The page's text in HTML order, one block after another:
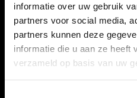
informatie over uw gebruik
partners voor social media,
partners kunnen deze
informatie die u aan ze heeft
verzameld op basis van uw
Scorebord Materiaal:Flex
Scorebord Merk:Bull's Darts
Scorebord Soort: Whiteboard
Inclusief:Stift en wisser